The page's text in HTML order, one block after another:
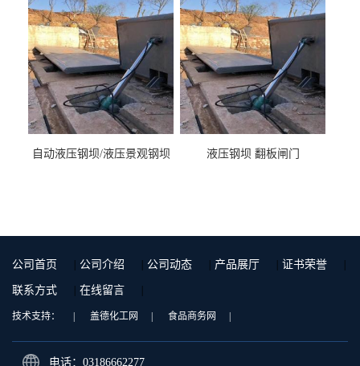
自动液压钢坝/液压景观钢坝 液压钢坝 翻板闸门
公司首页 公司介绍 公司动态 产品展厅 证书荣誉
联系方式 在线留言
技术支持： 盖德化工网 食品商务网
电话：03186662277